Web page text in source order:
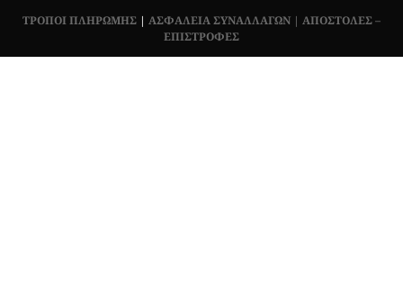
ΤΡΟΠΟΙ ΠΛΗΡΩΜΗΣ | ΑΣΦΑΛΕΙΑ ΣΥΝΑΛΛΑΓΩΝ | ΑΠΟΣΤΟΛΕΣ –
ΕΠΙΣΤΡΟΦΕΣ